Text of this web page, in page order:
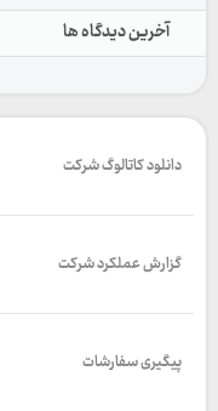
آخرین دیدگاه ها
دانلود کاتالوگ شرکت
گزارش عملکرد شرکت
پیگیری سفارشات